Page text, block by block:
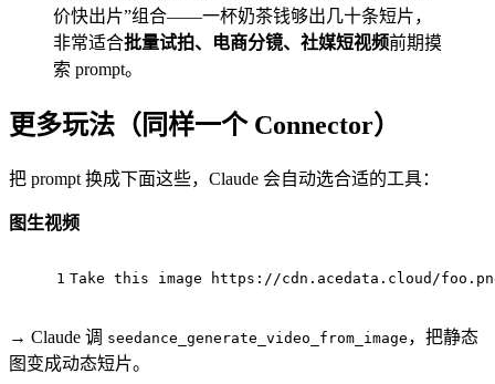
价快出片”组合——一杯奶茶钱够出几十条短片，
非常适合批量试拍、电商分镜、社媒短视频前期摸
索 prompt。
更多玩法（同样一个 Connector）
把 prompt 换成下面这些，Claude 会自动选合适的工具：
图生视频
1 Take this image https ://cdn.acedata.cloud/
→ Claude 调 seedance_generate_video_from_image ，把静态
图变成动态短片。